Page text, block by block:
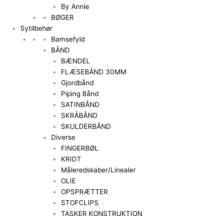
By Annie
BØGER
Sytilbehør
Bamsefyld
BÅND
BÆNDEL
FLÆSEBÅND 30MM
Gjordbånd
Piping Bånd
SATINBÅND
SKRÅBÅND
SKULDERBÅND
Diverse
FINGERBØL
KRIDT
Måleredskaber/Linealer
OLIE
OPSPRÆTTER
STOFCLIPS
TASKER KONSTRUKTION